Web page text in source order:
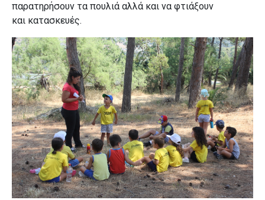
παρατηρήσουν τα πουλιά αλλά και να φτιάξουν
και κατασκευές.